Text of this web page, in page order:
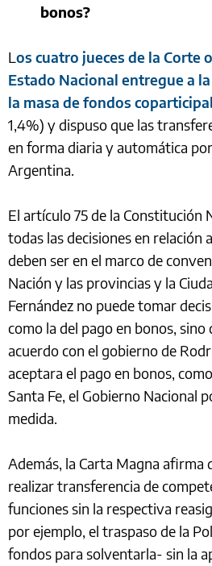
bonos?
Los cuatro jueces de la Corte
Estado Nacional entregue a
la masa de fondos
1,4%) y dispuso que las
en forma diaria y automática
Argentina.
El artículo 75 de la Constitución
todas las decisiones en relación
deben ser en el marco de
Nación y las provincias y la
Fernández no puede tomar
como la del pago en bonos, sino
acuerdo con el gobierno de
aceptara el pago en bonos,
Santa Fe, el Gobierno Nacional
medida.
Además, la Carta Magna afirma
realizar transferencia de
funciones sin la respectiva
por ejemplo, el traspaso de la
fondos para solventarla- sin la